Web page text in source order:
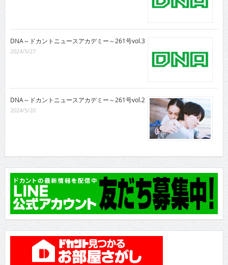
DNA～ドカントニュースアカデミー～261号vol.3
2024/5/27
DNA～ドカントニュースアカデミー～261号vol.2
2024/5/20